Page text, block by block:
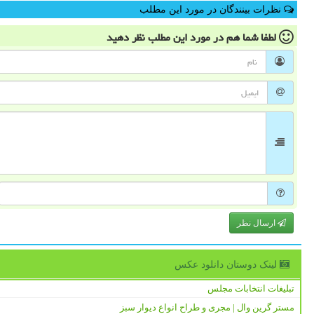
نظرات بینندگان در مورد این مطلب
لطفا شما همدر مورد این مطلبنظر دهید
ارسال نظر
لینک دوستان دانلود عكس
تبلیغات انتخابات مجلس
مستر گرین وال | مجری و طراح انواع دیوار سبز